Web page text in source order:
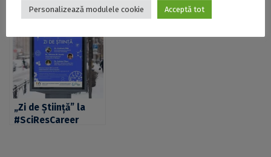
la bursele
postdoctorale și
Marie Sklodowska-
Curie, găzduite de
CIVIS
privire la bursele
postdoctorale Marie
„Zi de Știință” la
#SciResCareer
Personalizează modulele cookie Acceptă tot